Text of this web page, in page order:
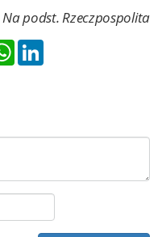
Na podst. Rzeczpospolita
WhatsApp